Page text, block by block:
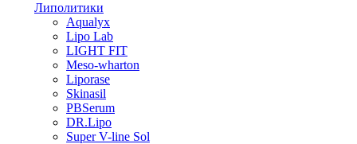
Липолитики
Aqualyx
Lipo Lab
LIGHT FIT
Meso-wharton
Liporase
Skinasil
PBSerum
DR.Lipo
Super V-line Sol